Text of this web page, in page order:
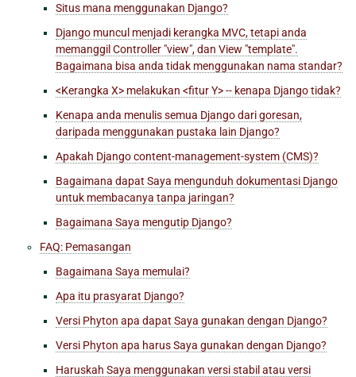
Situs mana menggunakan Django?
Django muncul menjadi kerangka MVC, tetapi anda
memanggil Controller "view", dan View "template".
Bagaimana bisa anda tidak menggunakan nama standar?
<Kerangka X> melakukan <fitur Y> -- kenapa Django tidak?
Kenapa anda menulis semua Django dari goresan,
daripada menggunakan pustaka lain Django?
Apakah Django content-management-system (CMS)?
Bagaimana dapat Saya mengunduh dokumentasi Django
untuk membacanya tanpa jaringan?
Bagaimana Saya mengutip Django?
FAQ: Pemasangan
Bagaimana Saya memulai?
Apa itu prasyarat Django?
Versi Phyton apa dapat Saya gunakan dengan Django?
Versi Phyton apa harus Saya gunakan dengan Django?
Haruskah Saya menggunakan versi stabil atau versi